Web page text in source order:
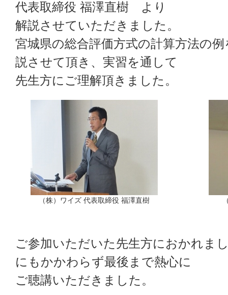
代表取締役 福澤直樹 より
解説させていただきました。
宮城県の総合評価方式の計算方法の
説させて頂き、実習を通して
先生方にご理解頂きました。
（株）ワイズ 代表取締役 福澤直樹
ご参加いただいた先生方におかれま
にもかかわらず最後まで熱心に
ご聴講いただきました。